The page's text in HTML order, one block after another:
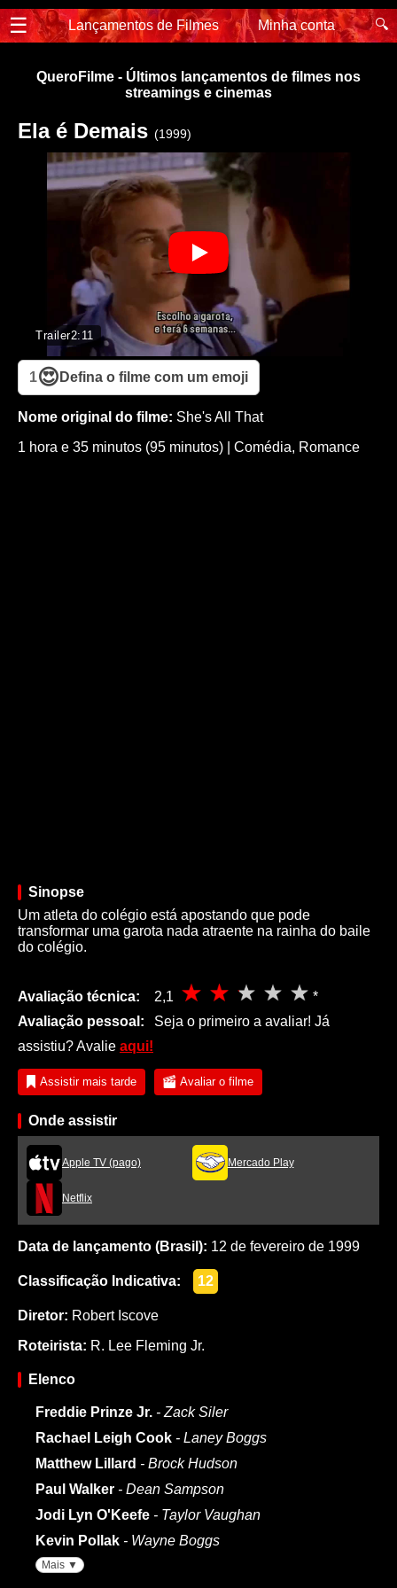
☰ Lançamentos de Filmes Minha conta 🔍
QueroFilme - Últimos lançamentos de filmes nos
streamings e cinemas
Ela é Demais (1999)
Trailer2:11
1😍 Defina o filme com um emoji
Nome original do filme: She's All That
1 hora e 35 minutos (95 minutos)
Comédia, Romance
Sinopse
Um atleta do colégio está apostando que pode
transformar uma garota nada atraente na rainha do baile
do colégio.
Avaliação técnica: 2,1
*
Avaliação pessoal:
Seja o primeiro a avaliar! Já
assistiu? Avalie aqui!
Assistir mais tarde Avaliar o filme
Onde assistir
Apple TV (pago) Mercado Play
Netflix
Data de lançamento (Brasil): 12 de fevereiro de 1999
Classificação Indicativa: 12
Diretor: Robert Iscove
Roteirista: R. Lee Fleming Jr.
Elenco
Freddie Prinze Jr. - Zack Siler
Rachael Leigh Cook - Laney Boggs
Matthew Lillard - Brock Hudson
Paul Walker - Dean Sampson
Jodi Lyn O'Keefe - Taylor Vaughan
Kevin Pollak - Wayne Boggs
Mais ▼